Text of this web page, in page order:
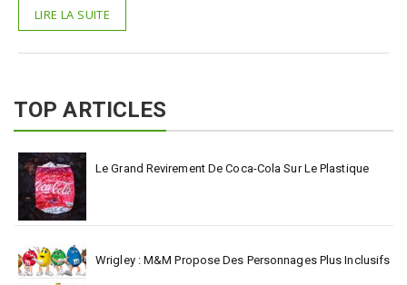
LIRE LA SUITE
TOP ARTICLES
Le Grand Revirement De Coca-Cola Sur Le Plastique
Wrigley : M&M Propose Des Personnages Plus Inclusifs